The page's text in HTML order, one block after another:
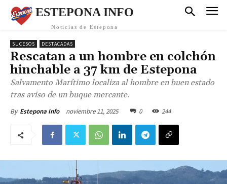
ESTEPONA INFO
Noticias de Estepona
SUCESOS DESTACADAS
Rescatan a un hombre en colchón
hinchable a 37 km de Estepona
Salvamento Marítimo localiza al hombre en buen estado
tras aviso de un buque mercante.
By Estepona Info noviembre 11, 2025 0 244